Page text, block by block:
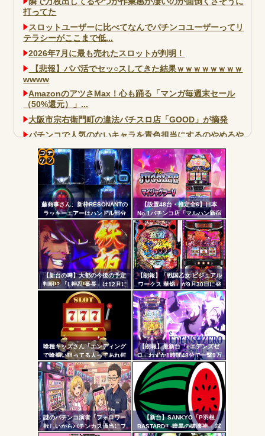
打ってた
スロットユーザーに比べてなんでパチンコユーザーってリ
テラシーがここまで低...
2026年7月に最も売れたスロットが判明！
【悲報】パパ活でセッ○スしてきた結果ｗｗｗｗｗｗｗｗ
wwww
AmazonのアツさMax！心も踊る「マンガ毎週末セール
（50%還元）」...
大阪市宗右衛門町の違法パチスロ店「GOOD」が摘発
パチンコで人気のないキャラを青色担当にするのやめろや
ワイ、パチンコ屋店員の目の前で会員カードを握り潰し
「今までありがとう」と...
無職のパチンコカス(22)なんやが、ワイの人生どれくらい
ヤバいか教えて？...
AngelBeats!とかいうクソアニメの思い出ｗｗｗ
Powered by livedoor 相互RSS
藤商事さん、新枠RESONANTの
ラッキーエアーはハンドル部分
からのみで枠上部からの風は無
い模様。ヅラに配慮したか？
【設置48台・推定全6】日本
No.1パチンコ店「マルハン新宿
東宝ビル店」のマイジャグラ
ー、とんでもない事になるｗｗ
ｗｗｗ
【新台の噂】大都の今後の予定
判明!? 「L押忍!番長」は12月に
登場か
【朗報】「戦国乙女 ビジュアル
ワークス 華焔」が9月30日に発
売決定！定価3980円、P戦国乙
女7・L戦国乙女5・グッズなどの
アートワーク集
喰種キッズさん「エンディング
で喰揃い狙ってる人ってあれ何
の意味があるの？」
【朗報】最新台「eエデンズゼ
ロ」わずか1時間48分で一撃9万
5000発コンプリートを達成して
しまうｗ 究極LT期待出玉2万発
超えの現行最強スペックは伊達
じゃないな…
謎のパチンコ演者「フォロワー
欲しいからパチンカス適当にフ
【新台】SANKYO「P羽根
BASTARD!! -暗黒の破壊神-」試
コテ
リン
- 固
定リ
ンク
自動
更新
ツー